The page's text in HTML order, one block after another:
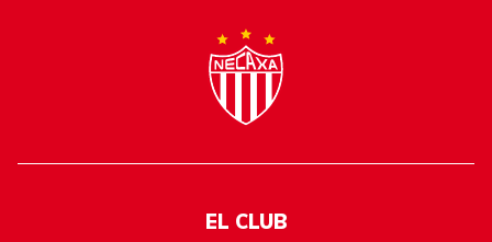
EL CLUB